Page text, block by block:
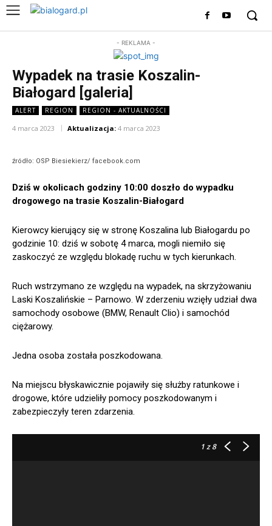
- REKLAMA -
Wypadek na trasie Koszalin-
Białogard [galeria]
ALERT REGION REGION - AKTUALNOŚCI
4 marca 2023 Aktualizacja: 4 marca 2023
źródło: OSP Biesiekierz/ facebook.com
Dziś w okolicach godziny 10:00 doszło do wypadku
drogowego na trasie Koszalin-Białogard
Kierowcy kierujący się w stronę Koszalina lub Białogardu po
godzinie 10: dziś w sobotę 4 marca, mogli niemiło się
zaskoczyć ze względu blokadę ruchu w tych kierunkach.
Ruch wstrzymano ze względu na wypadek, na skrzyżowaniu
Laski Koszalińskie – Parnowo. W zderzeniu wzięły udział dwa
samochody osobowe (BMW, Renault Clio) i samochód
ciężarowy.
Jedna osoba została poszkodowana.
Na miejscu błyskawicznie pojawiły się służby ratunkowe i
drogowe, które udzieliły pomocy poszkodowanym i
zabezpieczyły teren zdarzenia.
1z 8